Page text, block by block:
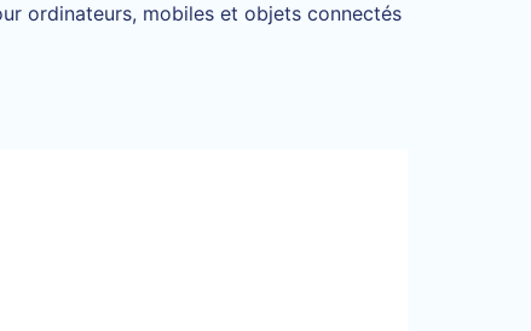
ordinateurs, mobiles et objets connectés